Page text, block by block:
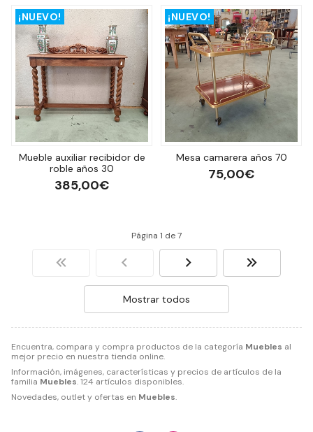
Encuentra, compara y compra productos de la categoría Muebles al
mejor precio en nuestra tienda online.
Información, imágenes, características y precios de artículos de la
familia Muebles. 124 artículos disponibles.
Novedades, outlet y ofertas en Muebles.
¡NUEVO!
Mueble auxiliar recibidor de
roble años 30
385,00€
¡NUEVO!
Mesa camarera años 70
75,00€
Página 1 de 7
Mostrar todos